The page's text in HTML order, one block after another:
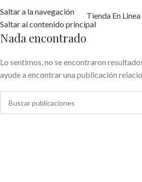
Saltar a la navegación
Saltar al contenido principal
Tienda En Linea
Nada encontrado
Lo sentimos, no se encontraron
ayude a encontrar una publicación